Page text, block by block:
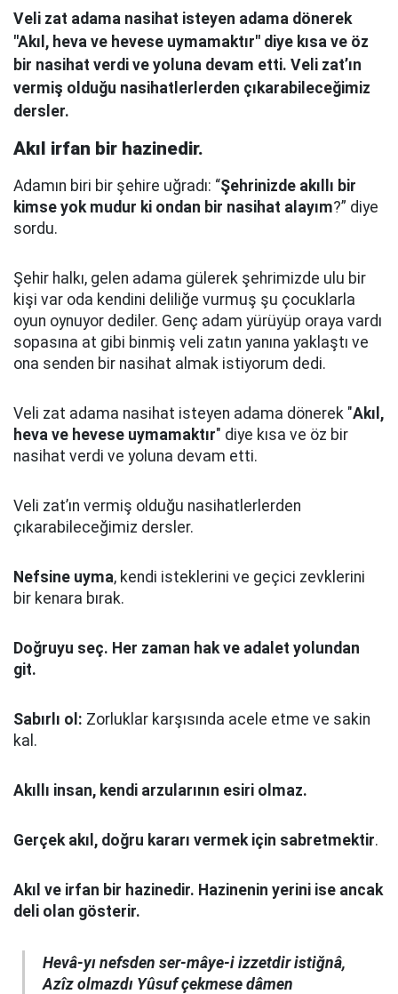
Veli zat adama nasihat isteyen adama dönerek
"Akıl, heva ve hevese uymamaktır" diye kısa ve öz
bir nasihat verdi ve yoluna devam etti. Veli zat’ın
vermiş olduğu nasihatlerlerden çıkarabileceğimiz
dersler.
Akıl irfan bir hazinedir.
Adamın biri bir şehire uğradı: “Şehrinizde akıllı bir
kimse yok mudur ki ondan bir nasihat alayım?” diye
sordu.
Şehir halkı, gelen adama gülerek şehrimizde ulu bir
kişi var oda kendini deliliğe vurmuş şu çocuklarla
oyun oynuyor dediler. Genç adam yürüyüp oraya vardı
sopasına at gibi binmiş veli zatın yanına yaklaştı ve
ona senden bir nasihat almak istiyorum dedi.
Veli zat adama nasihat isteyen adama dönerek "Akıl,
heva ve hevese uymamaktır" diye kısa ve öz bir
nasihat verdi ve yoluna devam etti.
Veli zat’ın vermiş olduğu nasihatlerlerden
çıkarabileceğimiz dersler.
Nefsine uyma, kendi isteklerini ve geçici zevklerini
bir kenara bırak.
Doğruyu seç. Her zaman hak ve adalet yolundan
git.
Sabırlı ol: Zorluklar karşısında acele etme ve sakin
kal.
Akıllı insan, kendi arzularının esiri olmaz.
Gerçek akıl, doğru kararı vermek için sabretmektir.
Akıl ve irfan bir hazinedir. Hazinenin yerini ise ancak
deli olan gösterir.
Hevâ-yı nefsden ser-mâye-i izzetdir istiğnâ,
Azîz olmazdı Yûsuf çekmese dâmen